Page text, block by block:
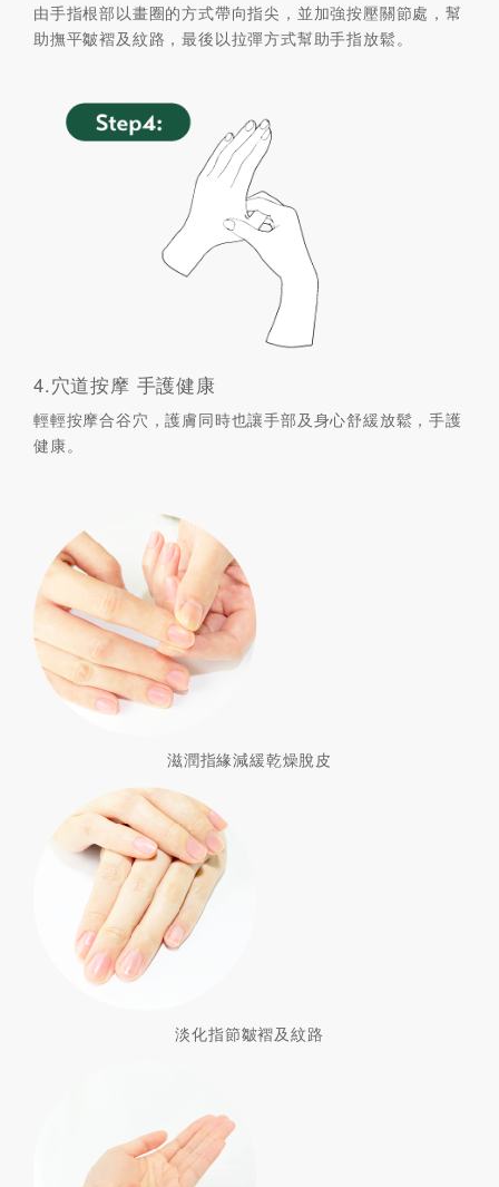
由手指根部以畫圈的方式帶向指尖，並加強按壓關節處，幫
助撫平皺褶及紋路，最後以拉彈方式幫助手指放鬆。
4.穴道按摩 手護健康
輕輕按摩合谷穴，護膚同時也讓手部及身心舒緩放鬆，手護
健康。
滋潤指緣減緩乾燥脫皮
淡化指節皺褶及紋路